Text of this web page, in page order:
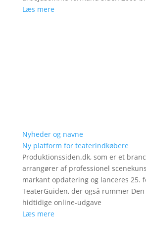
Læs mere
Nyheder og navne
Ny platform for teaterindkøbere
Produktionssiden.dk, som er et
arrangører af professionel
markant opdatering og lanceres 25.
TeaterGuiden, der også rummer
hidtidige online-udgave
Læs mere